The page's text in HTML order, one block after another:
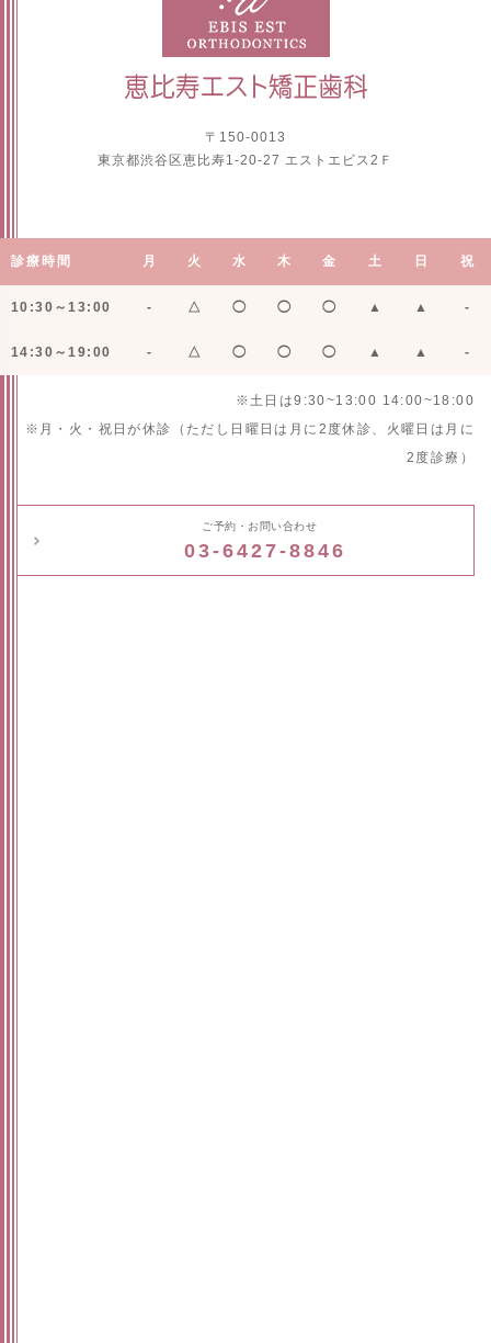
〒150-0013
東京都渋谷区恵比寿1-20-27 エストエビス2Ｆ
診療時間 月 火 水 木 金 土 日 祝
10:30～13:00 - △ ◯ ◯ ◯ ▲ ▲ -
14:30～19:00 - △ ◯ ◯ ◯ ▲ ▲ -
※土日は9:30~13:00 14:00~18:00
※月・火・祝日が休診（ただし日曜日は月に2度休診、火曜日は月に
2度診療）
ご予約・お問い合わせ
03-6427-8846